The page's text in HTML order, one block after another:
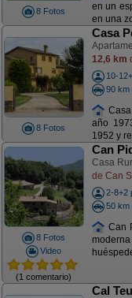
8 Fotos
en un
en una
8 Fotos
Casa
12,6 km
10-
90 km
año
1952 y
8 Fotos
Video
(1 comentario)
Can
Casa
de Can
2-8+2
50 km
Can
Cal